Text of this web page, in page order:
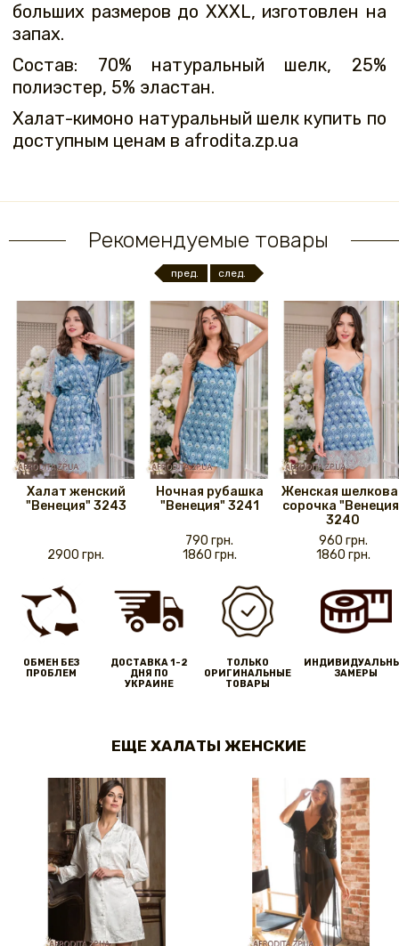
больших размеров до XXXL, изготовлен на
запах.
Состав: 70% натуральный шелк, 25%
полиэстер, 5% эластан.
Халат-кимоно натуральный шелк купить по
доступным ценам в afrodita.zp.ua
Рекомендуемые товары
пред. след.
Халат женский
"Венеция" 3243
2900 грн.
Ночная рубашка
"Венеция" 3241
790 грн.
1860 грн.
Женская
сорочка
3240
960 грн.
1860 грн.
ОБМЕН БЕЗ
ПРОБЛЕМ
ДОСТАВКА 1-2
ДНЯ ПО
УКРАИНЕ
ТОЛЬКО
ОРИГИНАЛЬНЫЕ
ТОВАРЫ
ЗАМЕРЫ
ЕЩЕ ХАЛАТЫ ЖЕНСКИЕ